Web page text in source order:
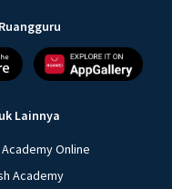
Lainnya
Online
Academy